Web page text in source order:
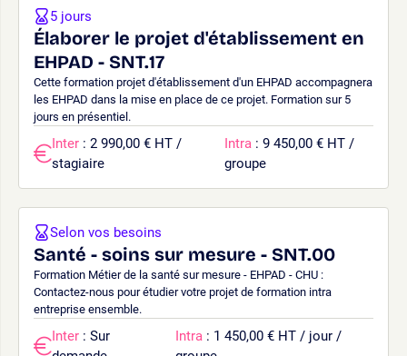
Élaborer le projet d'établissement en
EHPAD - SNT.17
Cette formation projet d'établissement d'un EHPAD accompagnera
les EHPAD dans la mise en place de ce projet. Formation sur 5
jours en présentiel.
5 jours
Inter : 2 990,00 € HT /
stagiaire
Intra : 9 450,00 € HT /
groupe
Santé - soins sur mesure - SNT.00
Formation Métier de la santé sur mesure - EHPAD - CHU :
Contactez-nous pour étudier votre projet de formation intra
entreprise ensemble.
Selon vos besoins
Inter : Sur
Intra : 1 450,00 € HT / jour /